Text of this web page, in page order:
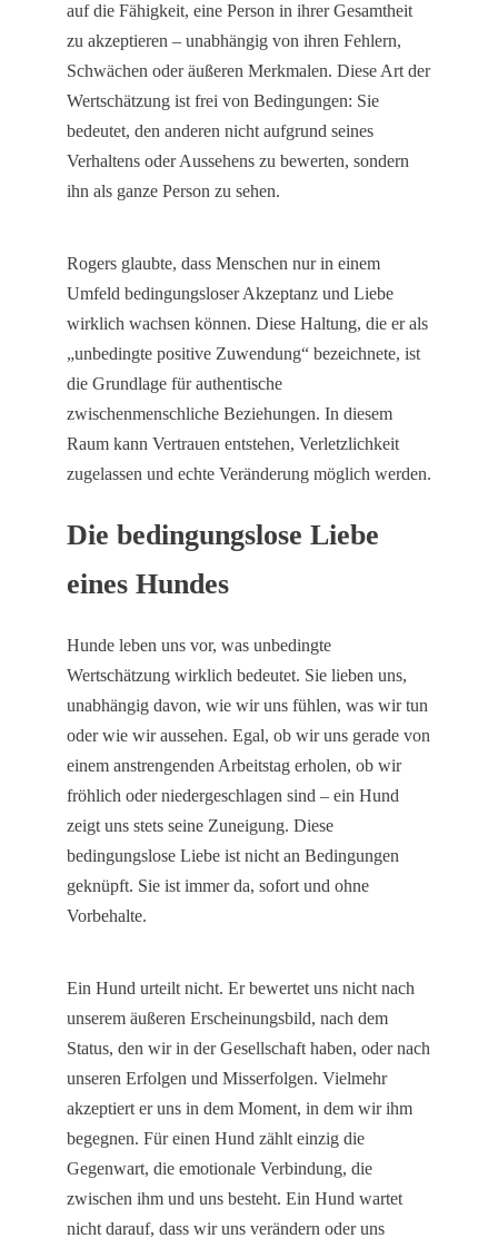
auf die Fähigkeit, eine Person in ihrer Gesamtheit
zu akzeptieren – unabhängig von ihren Fehlern,
Schwächen oder äußeren Merkmalen. Diese Art der
Wertschätzung ist frei von Bedingungen: Sie
bedeutet, den anderen nicht aufgrund seines
Verhaltens oder Aussehens zu bewerten, sondern
ihn als ganze Person zu sehen.
Rogers glaubte, dass Menschen nur in einem
Umfeld bedingungsloser Akzeptanz und Liebe
wirklich wachsen können. Diese Haltung, die er als
„unbedingte positive Zuwendung“ bezeichnete, ist
die Grundlage für authentische
zwischenmenschliche Beziehungen. In diesem
Raum kann Vertrauen entstehen, Verletzlichkeit
zugelassen und echte Veränderung möglich werden.
Die bedingungslose Liebe
eines Hundes
Hunde leben uns vor, was unbedingte
Wertschätzung wirklich bedeutet. Sie lieben uns,
unabhängig davon, wie wir uns fühlen, was wir tun
oder wie wir aussehen. Egal, ob wir uns gerade von
einem anstrengenden Arbeitstag erholen, ob wir
fröhlich oder niedergeschlagen sind – ein Hund
zeigt uns stets seine Zuneigung. Diese
bedingungslose Liebe ist nicht an Bedingungen
geknüpft. Sie ist immer da, sofort und ohne
Vorbehalte.
Ein Hund urteilt nicht. Er bewertet uns nicht nach
unserem äußeren Erscheinungsbild, nach dem
Status, den wir in der Gesellschaft haben, oder nach
unseren Erfolgen und Misserfolgen. Vielmehr
akzeptiert er uns in dem Moment, in dem wir ihm
begegnen. Für einen Hund zählt einzig die
Gegenwart, die emotionale Verbindung, die
zwischen ihm und uns besteht. Ein Hund wartet
nicht darauf, dass wir uns verändern oder uns